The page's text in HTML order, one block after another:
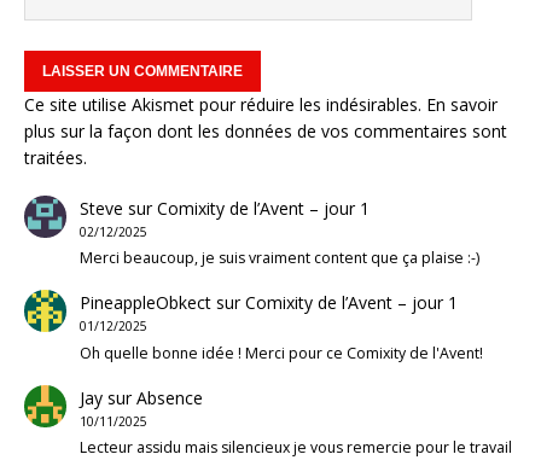
Ce site utilise Akismet pour réduire les indésirables. En savoir
plus sur la façon dont les données de vos commentaires sont
traitées.
Steve surComixity de l’Avent – jour 1
02/12/2025
Merci beaucoup, je suis vraiment content que ça plaise :-)
PineappleObkectsurComixity de l’Avent – jour 1
01/12/2025
Oh quelle bonne idée ! Merci pour ce Comixity de l'Avent!
JaysurAbsence
10/11/2025
Lecteur assidu mais silencieux je vous remercie pour le travail